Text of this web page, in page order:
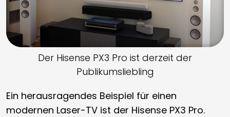
Der Hisense PX3 Pro ist derzeit der
Publikumsliebling
Ein herausragendes Beispiel für einen
modernen Laser-TV ist der Hisense PX3 Pro.